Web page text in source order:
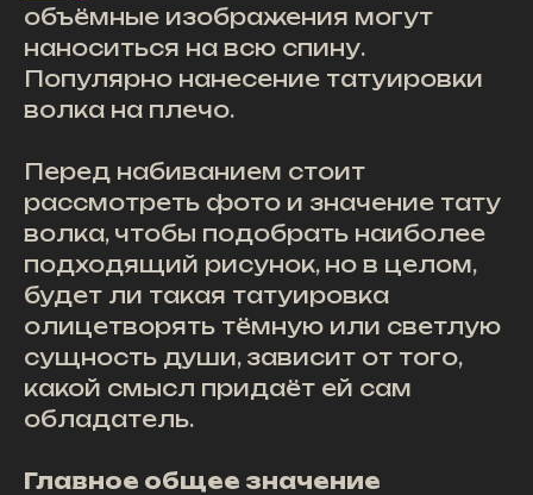
объёмные изображения могут
наноситься на всю спину.
Популярно нанесение татуировки
волка на плечо.
Перед набиванием стоит
рассмотреть фото и значение тату
волка, чтобы подобрать наиболее
подходящий рисунок, но в целом,
будет ли такая татуировка
олицетворять тёмную или светлую
сущность души, зависит от того,
какой смысл придаёт ей сам
обладатель.
Главное общее значение